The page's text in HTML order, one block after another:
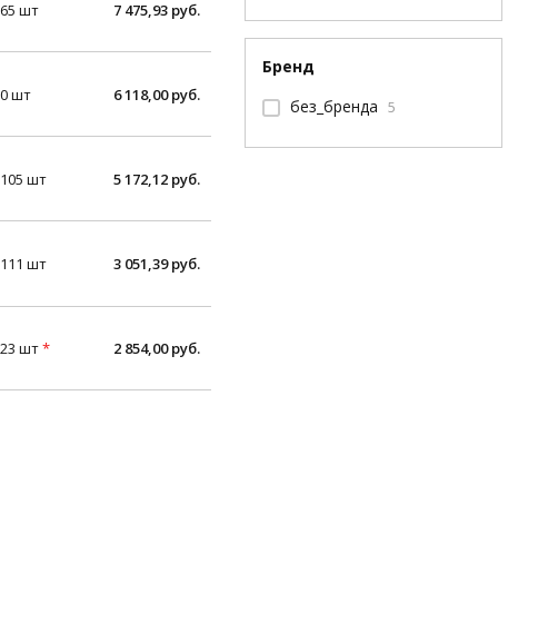
65 шт 7 475,93 руб.
0 шт 6 118,00 руб.
105 шт 5 172,12 руб.
111 шт 3 051,39 руб.
23 шт* 2 854,00 руб.
Бренд
без_бренда 5